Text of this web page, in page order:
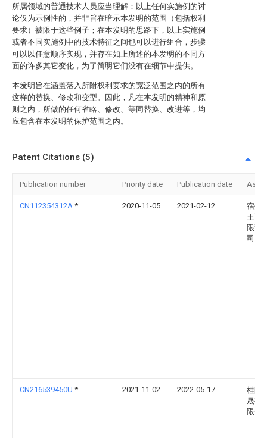
所属领域的普通技术人员应当理解：以上任何实施例的讨
论仅为示例性的，并非旨在暗示本发明的范围（包括权利
要求）被限于这些例子；在本发明的思路下，以上实施例
或者不同实施例中的技术特征之间也可以进行组合，步骤
可以以任意顺序实现，并存在如上所述的本发明的不同方
面的许多其它变化，为了简明它们没有在细节中提供。
本发明旨在涵盖落入所附权利要求的宽泛范围之内的所有
这样的替换、修改和变型。因此，凡在本发明的精神和原
则之内，所做的任何省略、修改、等同替换、改进等，均
应包含在本发明的保护范围之内。
Patent Citations (5)
Publication number Priority date Publication date
CN112354312A * 2020-11-05 2021-02-12
宿州
王面
限责
司
CN216539450U * 2021-11-02 2022-05-17
桂阳
晟矿
限公